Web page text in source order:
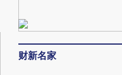
财新名家